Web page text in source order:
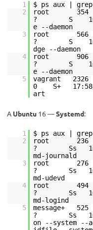
1
$ ps aux |
2
root 354
? S 16:31
e --daemon
3
root 566
? S 16:31
dge --daemon
4
root 906
? S 16:31
e --daemon
5
vagrant
0 S+ 17:58
art
А Ubuntu 16 —Systemd:
1
$ ps aux | grep
2
root 236
? Ss 16:37
md-journald
3
root 276
? Ss 16:37
md-udevd
4
root 494
? Ss 16:37
md-logind
5
message+
? Ss 16:37
on --system --